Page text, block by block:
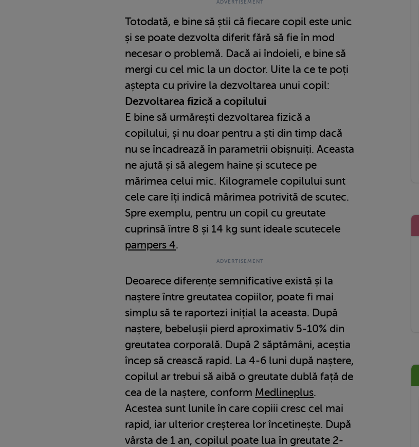
Totodată, e bine să știi că fiecare copil este unic
și se poate dezvolta diferit fără să fie în mod
necesar o problemă. Dacă ai îndoieli, e bine să
mergi cu cel mic la un doctor. Uite la ce te poți
aștepta cu privire la dezvoltarea unui copil:
Dezvoltarea fizică a copilului
E bine să urmărești dezvoltarea fizică a
copilului, și nu doar pentru a ști din timp dacă
nu se încadrează în parametrii obișnuiți. Aceasta
ne ajută și să alegem haine și scutece pe
mărimea celui mic. Kilogramele copilului sunt
cele care îți indică mărimea potrivită de scutec.
Spre exemplu, pentru un copil cu greutate
cuprinsă între 8 și 14 kg sunt ideale scutecele
pampers 4.
Deoarece diferențe semnificative există și la
naștere între greutatea copiilor, poate fi mai
simplu să te raportezi inițial la aceasta. După
naștere, bebelușii pierd aproximativ 5-10% din
greutatea corporală. După 2 săptămâni, aceștia
încep să crească rapid. La 4-6 luni după naștere,
copilul ar trebui să aibă o greutate dublă față de
cea de la naștere, conform Medlineplus.
Acestea sunt lunile în care copiii cresc cel mai
rapid, iar ulterior creșterea lor încetinește. După
vârsta de 1 an, copilul poate lua în greutate 2-